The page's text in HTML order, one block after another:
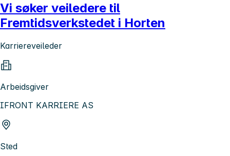
Vi søker veiledere til
Fremtidsverkstedet i Horten
Karriereveileder
Arbeidsgiver
IFRONT KARRIERE AS
Sted